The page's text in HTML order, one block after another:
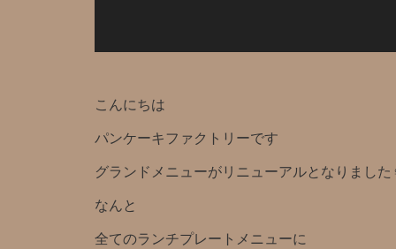
こんにちは
パンケーキファクトリーです
グランドメニューがリニューアルとなりまし
なんと️
全てのランチプレートメニューに